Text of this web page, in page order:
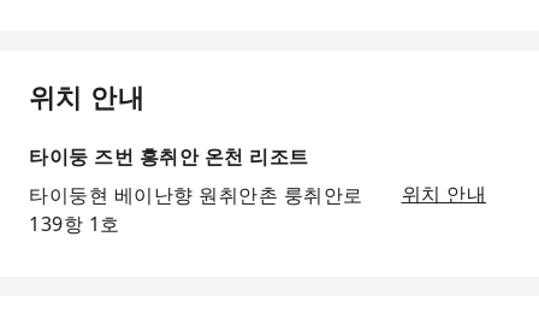
위치 안내
타이둥 즈번 홍취안 온천 리조트
타이둥현 베이난향 원취안촌 룽취안로
139항 1호
위치 안내